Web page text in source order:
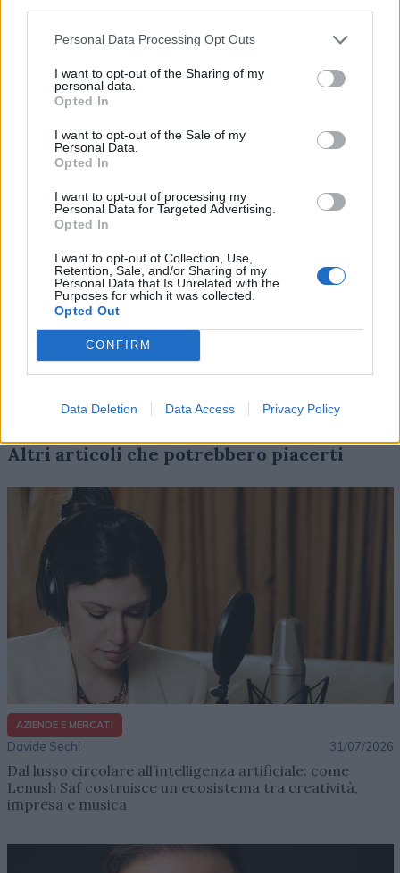
Personal Data Processing Opt Outs
I want to opt-out of the Sharing of my
personal data.
Opted In
I want to opt-out of the Sale of my
Personal Data.
Opted In
I want to opt-out of processing my
Personal Data for Targeted Advertising.
Opted In
I want to opt-out of Collection, Use,
Retention, Sale, and/or Sharing of my
Personal Data that Is Unrelated with the
Purposes for which it was collected.
Opted Out
CONFIRM
Data Deletion Data Access Privacy Policy
(44%), i Paesi del continente africano (16%), i Paesi
del Sud America (13%) e il Canada (10%). In
prospettiva, le aziende del Belpaese vorrebbero
sviluppare le vendite in Unione Europea (51%), negli
USA (46%), nei Paesi in Africa (26%) in Cina (21%) e
in Australia (21%).
DIGITAL MARKETING AI
Altri articoli che potrebbero piacerti
AZIENDE E MERCATI
Davide Sechi 31/07/2026
Dal lusso circolare all’intelligenza artificiale: come
Lenush Saf costruisce un ecosistema tra creatività,
impresa e musica